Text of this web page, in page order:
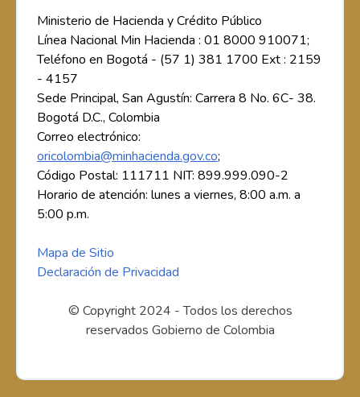
Ministerio de Hacienda y Crédito Público
Línea Nacional Min Hacienda : 01 8000 910071;
Teléfono en Bogotá - (57 1) 381 1700 Ext : 2159
- 4157
Sede Principal, San Agustín: Carrera 8 No. 6C- 38.
Bogotá D.C., Colombia
Correo electrónico:
oricolombia@minhacienda.gov.co;
Código Postal: 111711 NIT: 899.999.090-2
Horario de atención: lunes a viernes, 8:00 a.m. a
5:00 p.m.
Mapa de Sitio
Declaración de Privacidad
© Copyright 2024 - Todos los derechos
reservados Gobierno de Colombia